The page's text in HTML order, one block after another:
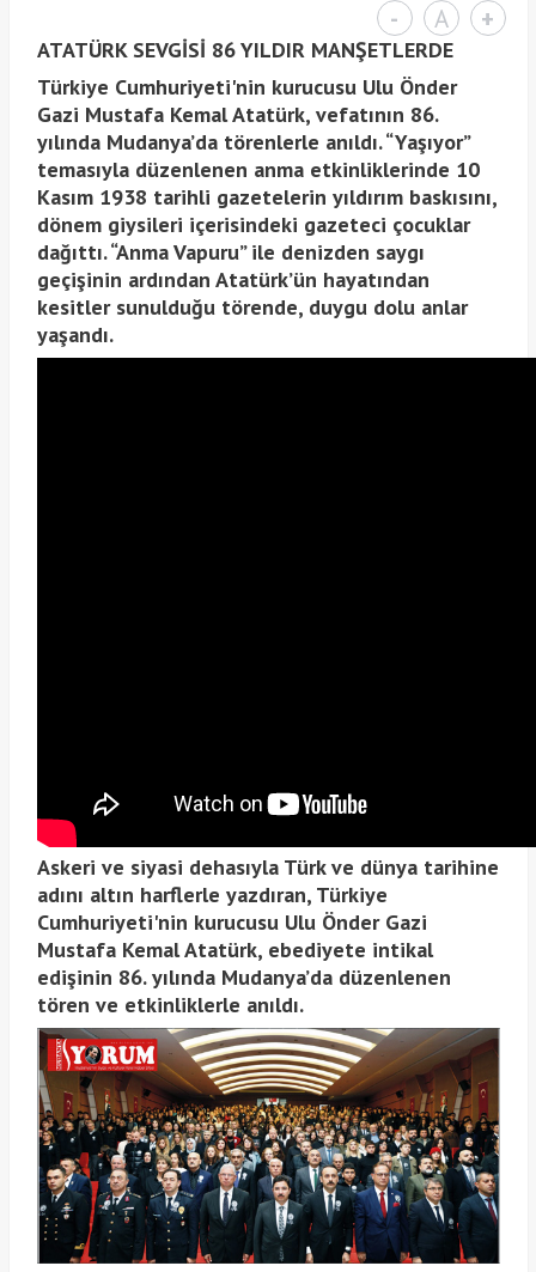
- A +
ATATÜRK SEVGİSİ 86 YILDIR MANŞETLERDE
Türkiye Cumhuriyeti'nin kurucusu Ulu Önder
Gazi Mustafa Kemal Atatürk, vefatının 86.
yılında Mudanya’da törenlerle anıldı. “Yaşıyor”
temasıyla düzenlenen anma etkinliklerinde 10
Kasım 1938 tarihli gazetelerin yıldırım baskısını,
dönem giysileri içerisindeki gazeteci çocuklar
dağıttı. “Anma Vapuru” ile denizden saygı
geçişinin ardından Atatürk’ün hayatından
kesitler sunulduğu törende, duygu dolu anlar
yaşandı.
Askeri ve siyasi dehasıyla Türk ve dünya tarihine
adını altın harflerle yazdıran, Türkiye
Cumhuriyeti'nin kurucusu Ulu Önder Gazi
Mustafa Kemal Atatürk, ebediyete intikal
edişinin 86. yılında Mudanya’da düzenlenen
tören ve etkinliklerle anıldı.